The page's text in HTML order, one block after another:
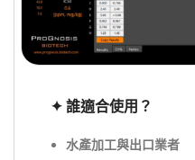
✦誰適合使用？
水產加工與出口業者